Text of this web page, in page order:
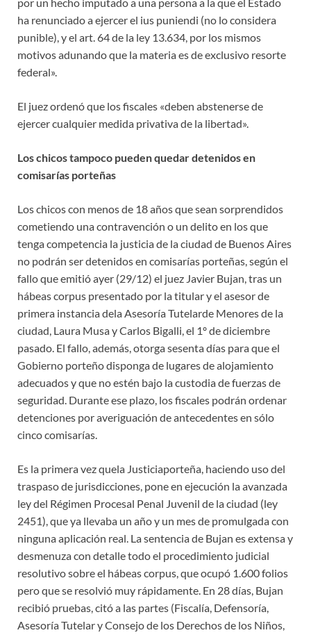
por un hecho imputado a una persona a la que el Estado
ha renunciado a ejercer el ius puniendi (no lo considera
punible), y el art. 64 de la ley 13.634, por los mismos
motivos adunando que la materia es de exclusivo resorte
federal».
El juez ordenó que los fiscales «deben abstenerse de
ejercer cualquier medida privativa de la libertad».
Los chicos tampoco pueden quedar detenidos en
comisarías porteñas
Los chicos con menos de 18 años que sean sorprendidos
cometiendo una contravención o un delito en los que
tenga competencia la justicia de la ciudad de Buenos Aires
no podrán ser detenidos en comisarías porteñas, según el
fallo que emitió ayer (29/12) el juez Javier Bujan, tras un
hábeas corpus presentado por la titular y el asesor de
primera instancia dela Asesoría Tutelarde Menores de la
ciudad, Laura Musa y Carlos Bigalli, el 1º de diciembre
pasado. El fallo, además, otorga sesenta días para que el
Gobierno porteño disponga de lugares de alojamiento
adecuados y que no estén bajo la custodia de fuerzas de
seguridad. Durante ese plazo, los fiscales podrán ordenar
detenciones por averiguación de antecedentes en sólo
cinco comisarías.
Es la primera vez quela Justiciaporteña, haciendo uso del
traspaso de jurisdicciones, pone en ejecución la avanzada
ley del Régimen Procesal Penal Juvenil de la ciudad (ley
2451), que ya llevaba un año y un mes de promulgada con
ninguna aplicación real. La sentencia de Bujan es extensa y
desmenuza con detalle todo el procedimiento judicial
resolutivo sobre el hábeas corpus, que ocupó 1.600 folios
pero que se resolvió muy rápidamente. En 28 días, Bujan
recibió pruebas, citó a las partes (Fiscalía, Defensoría,
Asesoría Tutelar y Consejo de los Derechos de los Niños,